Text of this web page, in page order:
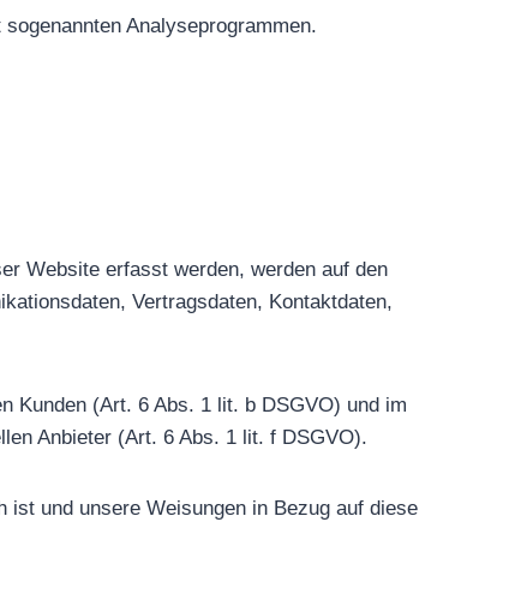
Analyseprogrammen.
Website erfasst werden, werden auf den
Vertragsdaten, Kontaktdaten,
Kunden (Art. 6 Abs. 1 lit. b DSGVO) und im
Anbieter (Art. 6 Abs. 1 lit. f DSGVO).
und unsere Weisungen in Bezug auf diese